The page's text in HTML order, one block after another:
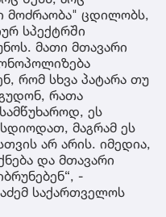
მოძრაობა" ცდილობს,
სპექტრში
მათი მთავარი
რომ სხვა პატარა თუ
რათა
ეს
მაგრამ ეს
არ არის. იმედია,
და მთავარი
-
საქართველოს